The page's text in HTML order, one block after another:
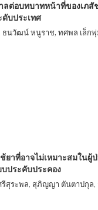
ต่อบทบาทหน้าที่ของเภสั
ดับประเทศ
ธนวัฒน์ หนูราช, ทศพล เล็ก
ยาที่อาจไม่เหมาะสมในผู้
ประคับประคอง
สุระพล, สุภิญญา ตันตาปกุล,